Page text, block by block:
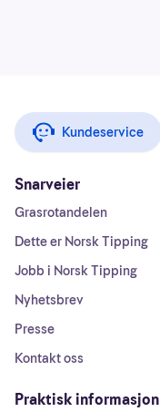
Kundeservice
Snarveier
Grasrotandelen
Dette er Norsk Tipping
Jobb i Norsk Tipping
Nyhetsbrev
Presse
Kontakt oss
Praktisk informasjon